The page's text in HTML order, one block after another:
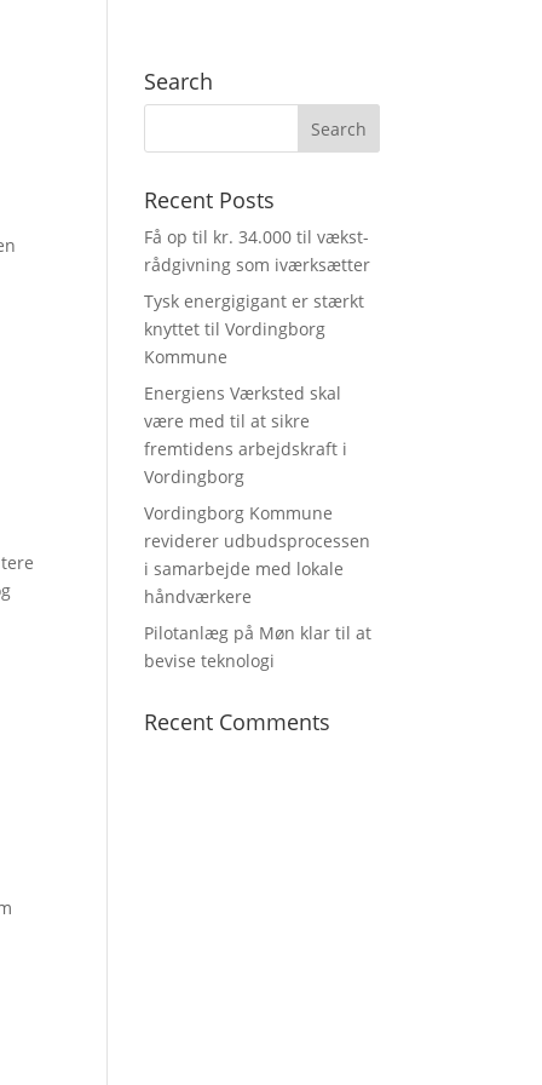
Search
Recent Posts
Få op til kr. 34.000 til vækst-
rådgivning som iværksætter
Tysk energigigant er stærkt
knyttet til Vordingborg
Kommune
Energiens Værksted skal
være med til at sikre
fremtidens arbejdskraft i
Vordingborg
Vordingborg Kommune
reviderer udbudsprocessen
i samarbejde med lokale
håndværkere
Pilotanlæg på Møn klar til at
bevise teknologi
Recent Comments